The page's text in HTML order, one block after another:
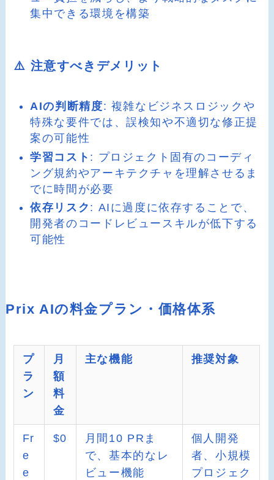
集中できる環境を構築
⚠️ 注意すべきデメリット
AIの判断精度: 複雑なビジネスロジックや
特殊な要件では、誤検知や不適切な修正提
案の可能性
学習コスト : プロジェクト固有のコーディ
ング規約やアーキテクチャを理解させるま
でに時間が必要
依存リスク : AIに過度に依存することで、
開発者のコードレビュースキルが低下する
可能性
Prix AIの料金プラン・価格体系
プ
ラ
ン
月
額
料
金
主な機能 推奨対象
Fr
e
e
$0
月間10 PRま
で、基本的なレ
ビュー機能
個人開発
者、小規模
プロジェク